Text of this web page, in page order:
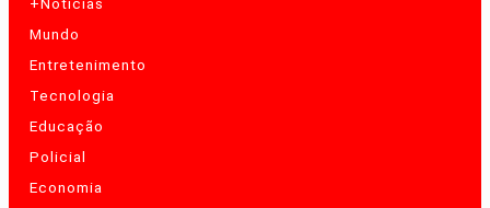
Mundo
Entretenimento
Tecnologia
Educação
Policial
Economia